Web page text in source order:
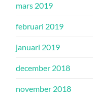
mars 2019
februari 2019
januari 2019
december 2018
november 2018